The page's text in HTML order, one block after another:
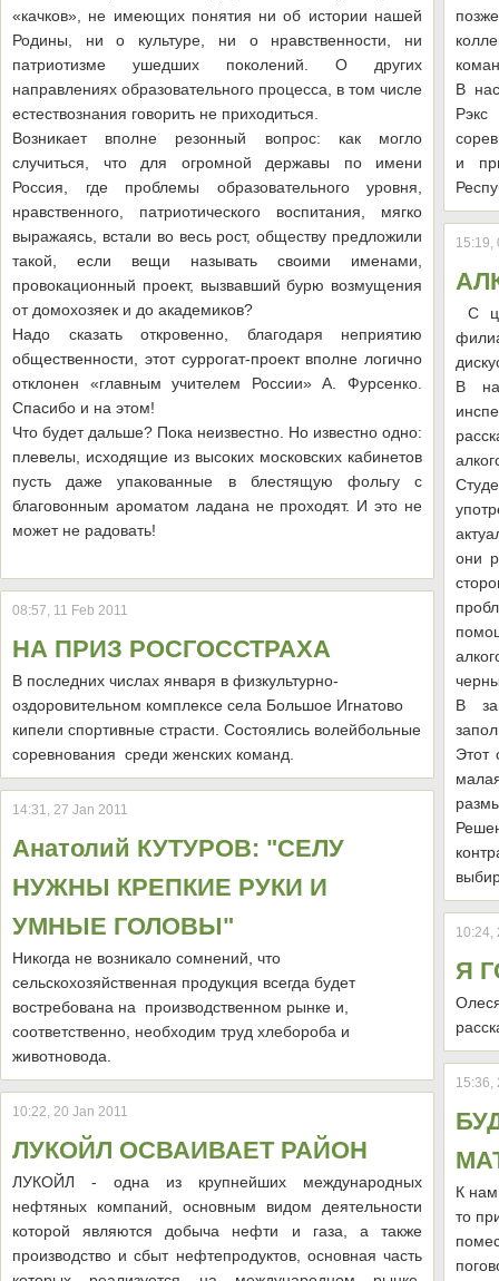
«качков», не имеющих понятия ни об истории нашей
Родины, ни о культуре, ни о нравственности, ни
патриотизме ушедших поколений. О других
направлениях образовательного процесса, в том числе
естествознания говорить не приходиться.
Возникает вполне резонный вопрос: как могло
случиться, что для огромной державы по имени
Россия, где проблемы образовательного уровня,
нравственного, патриотического воспитания, мягко
выражаясь, встали во весь рост, обществу предложили
такой, если вещи называть своими именами,
провокационный проект, вызвавший бурю возмущения
от домохозяек и до академиков?
Надо сказать откровенно, благодаря неприятию
общественности, этот суррогат-проект вполне логично
отклонен «главным учителем России» А. Фурсенко.
Спасибо и на этом!
Что будет дальше? Пока неизвестно. Но известно одно:
плевелы, исходящие из высоких московских кабинетов
пусть даже упакованные в блестящую фольгу с
благовонным ароматом ладана не проходят. И это не
может не радовать!
08:57, 11 Feb 2011
НА ПРИЗ РОСГОССТРАХА
В последних числах января в физкультурно-
оздоровительном комплексе села Большое Игнатово
кипели спортивные страсти. Состоялись волейбольные
соревнования среди женских команд.
14:31, 27 Jan 2011
Анатолий КУТУРОВ: "СЕЛУ
НУЖНЫ КРЕПКИЕ РУКИ И
УМНЫЕ ГОЛОВЫ"
Никогда не возникало сомнений, что
сельскохозяйственная продукция всегда будет
востребована на производственном рынке и,
соответственно, необходим труд хлебороба и
животновода.
10:22, 20 Jan 2011
ЛУКОЙЛ ОСВАИВАЕТ РАЙОН
ЛУКОЙЛ - одна из крупнейших международных
нефтяных компаний, основным видом деятельности
которой являются добыча нефти и газа, а также
производство и сбыт нефтепродуктов, основная часть
В
и
15:19,
С
В
они
В
Этот
10:24,
Я
15:36,
К
то